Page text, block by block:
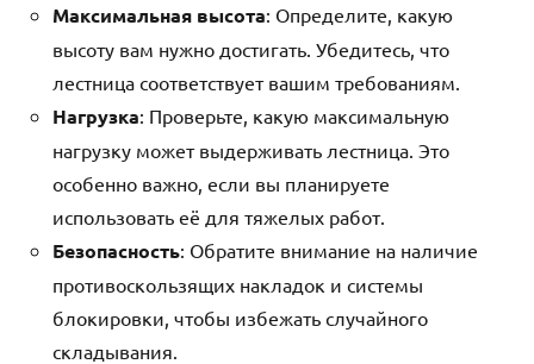
Максимальная высота: Определите, какую
высоту вам нужно достигать. Убедитесь, что
лестница соответствует вашим требованиям.
Нагрузка: Проверьте, какую максимальную
нагрузку может выдерживать лестница. Это
особенно важно, если вы планируете
использовать её для тяжелых работ.
Безопасность: Обратите внимание на наличие
противоскользящих накладок и системы
блокировки, чтобы избежать случайного
складывания.